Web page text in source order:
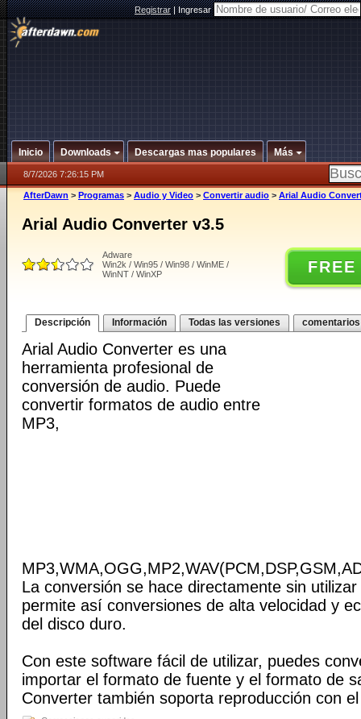
Registrar|Ingresar
Inicio Downloads Descargas mas populares Más
8/7/2026 7:26:15 PM
AfterDawn > Programas > Audio y Video > Convertir audio > Arial Audio
Arial Audio Converter v3.5
Adware
Win2k / Win95 / Win98 / WinME /
WinNT / WinXP
Descripción Información Todas las versiones comentarios
Arial Audio Converter es una
herramienta profesional de
conversión de audio. Puede
convertir formatos de audio entre
MP3,
La conversión se hace directamente sin
permite así conversiones de alta velocidad y
del disco duro.
Con este software fácil de utilizar, puedes
importar el formato de fuente y el formato de
Converter también soporta reproducción con